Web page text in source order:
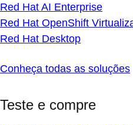
Red Hat AI Enterprise
Red Hat OpenShift
Red Hat Desktop
Conheça todas as soluções
Teste e compre